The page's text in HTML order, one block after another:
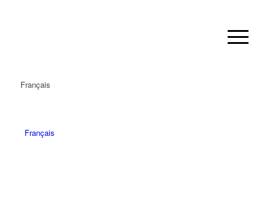
Français
Français